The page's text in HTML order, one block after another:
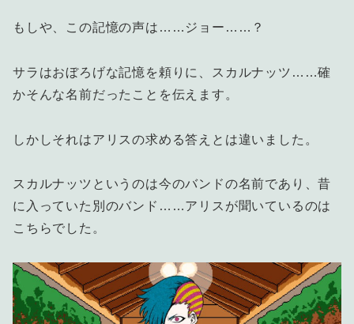
もしや、この記憶の声は……ジョー……？
サラはおぼろげな記憶を頼りに、スカルナッツ……確
かそんな名前だったことを伝えます。
しかしそれはアリスの求める答えとは違いました。
スカルナッツというのは今のバンドの名前であり、昔
に入っていた別のバンド……アリスが聞いているのは
こちらでした。